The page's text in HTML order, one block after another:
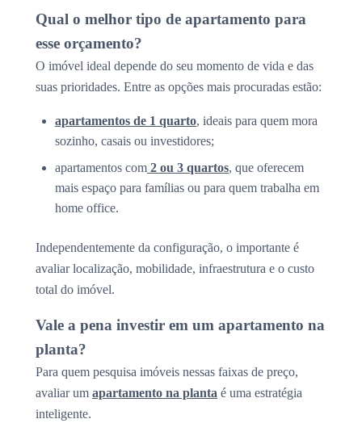
Qual o melhor tipo de apartamento para
esse orçamento?
O imóvel ideal depende do seu momento de vida e das
suas prioridades. Entre as opções mais procuradas estão:
apartamentos de 1 quarto, ideais para quem mora
sozinho, casais ou investidores;
apartamentos com 2 ou 3 quartos, que oferecem
mais espaço para famílias ou para quem trabalha em
home office.
Independentemente da configuração, o importante é
avaliar localização, mobilidade, infraestrutura e o custo
total do imóvel.
Vale a pena investir em um apartamento na
planta?
Para quem pesquisa imóveis nessas faixas de preço,
avaliar um apartamento na planta é uma estratégia
inteligente.